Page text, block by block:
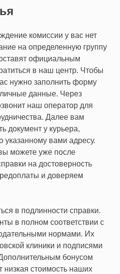
комиссии у вас нет
на определенную группу
официальным
в наш центр. Чтобы
нужно заполнить форму
данные. Через
наш оператор для
Далее вам
документ у курьера,
указанному вами адресу.
можете уже после
на достоверность
и доверяем
в подлинности справки.
в полном соответствии с
нормами. Их
клиники и подписями
бонусом
низкая стоимость наших